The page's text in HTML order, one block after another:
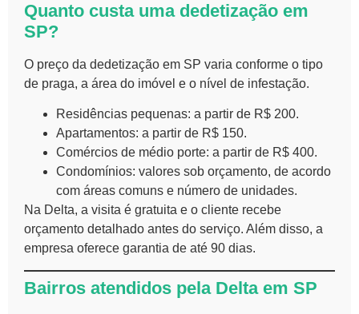
Quanto custa uma dedetização em
SP?
O preço da dedetização em SP varia conforme o tipo
de praga, a área do imóvel e o nível de infestação.
Residências pequenas: a partir de R$ 200.
Apartamentos: a partir de R$ 150.
Comércios de médio porte: a partir de R$ 400.
Condomínios: valores sob orçamento, de acordo
com áreas comuns e número de unidades.
Na Delta, a visita é gratuita e o cliente recebe
orçamento detalhado antes do serviço. Além disso, a
empresa oferece garantia de até 90 dias.
Bairros atendidos pela Delta em SP